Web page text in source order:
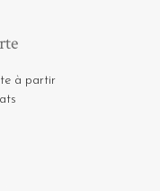
à partir